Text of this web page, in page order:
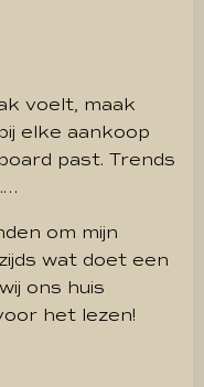
voelt, maak
elke aankoop
past. Trends
om mijn
wat doet een
ons huis
het lezen!